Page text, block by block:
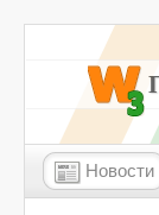
W3
Новости